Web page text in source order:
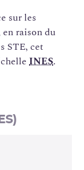
sur les
raison du
STE, cet
INES.